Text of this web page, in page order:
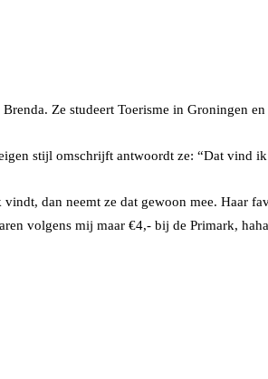
Ze studeert Toerisme in Groningen
stijl omschrijft antwoordt ze: “Dat vind
dan neemt ze dat gewoon mee. Haar
volgens mij maar €4,- bij de Primark,